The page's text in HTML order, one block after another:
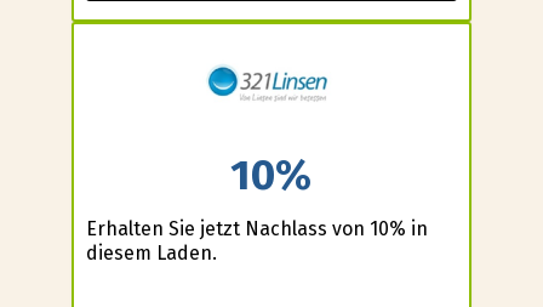
10%
Erhalten Sie jetzt Nachlass von 10% in
diesem Laden.